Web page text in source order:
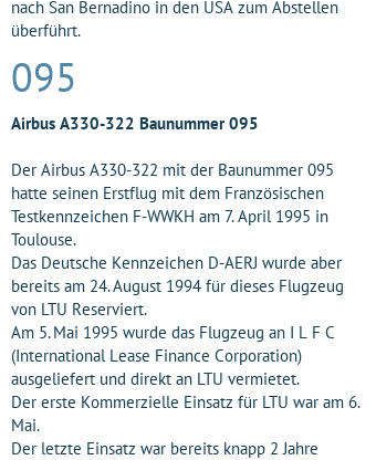
nach San Bernadino in den USA zum Abstellen
überführt.
095
Airbus A330-322 Baunummer 095
Der Airbus A330-322 mit der Baunummer 095
hatte seinen Erstflug mit dem Französischen
Testkennzeichen F-WWKH am 7. April 1995 in
Toulouse.
Das Deutsche Kennzeichen D-AERJ wurde aber
bereits am 24. August 1994 für dieses Flugzeug
von LTU Reserviert.
Am 5. Mai 1995 wurde das Flugzeug an I L F C
(International Lease Finance Corporation)
ausgeliefert und direkt an LTU vermietet.
Der erste Kommerzielle Einsatz für LTU war am 6.
Mai.
Der letzte Einsatz war bereits knapp 2 Jahre